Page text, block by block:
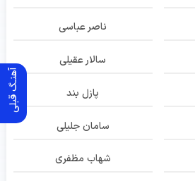
آهنـگ قبلی
ناصر عباسی
سالار عقیلی
پازل بند
سامان جلیلی
شهاب مظفری